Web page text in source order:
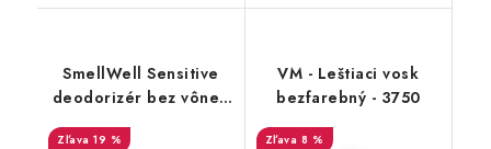
SmellWell Sensitive
deodorizér bez vône -
19 %
VM - Leštiaci vosk
bezfarebný - 3750
8 %